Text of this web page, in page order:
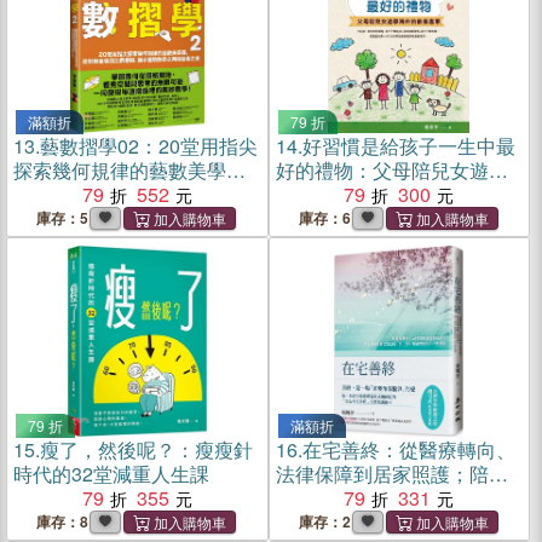
滿額折
13.藝數摺學02：20堂用指尖
探索幾何規律的藝數美學
課，從對稱全等到比例相
似，動手體驗數學之用與藝
術之美
79 552
庫存：5
79 折
14.好習慣是給孩子一生中最
好的禮物：父母陪兒女遊學
海外的教養趣事
79 300
庫存：6
79 折
15.瘦了，然後呢？：瘦瘦針
時代的32堂減重人生課
79
355
庫存：8
滿額折
16.在宅善終：從醫療轉向、
法律保障到居家照護；陪你
看懂身體告別信號，第一本
不留遺憾的安心行動指南
79 331
庫存：2